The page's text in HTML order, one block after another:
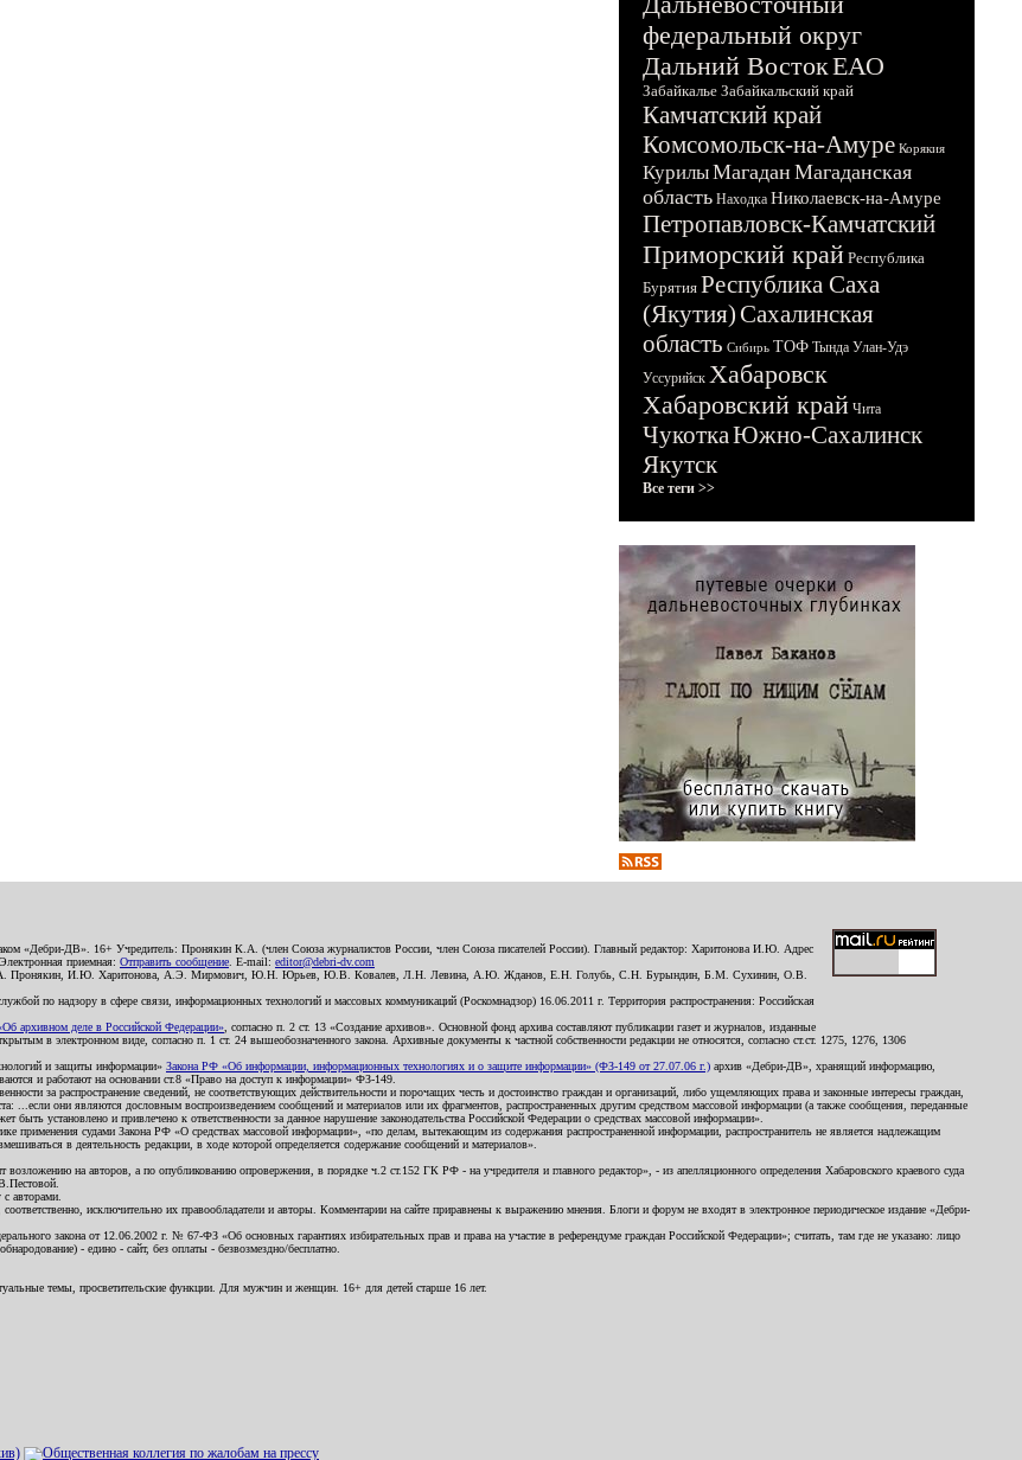
федеральный округ
Дальний ВостокЕАО
Забайкалье Забайкальский край
Камчатский край
Комсомольск-на-Амуре Корякия
КурилыМагадан Магаданская
область Находка Николаевск-на-Амуре
Петропавловск-Камчатский
Приморский край Республика
Бурятия Республика Саха
(Якутия)Сахалинская
область Сибирь ТОФ Тында Улан-Удэ
Уссурийск Хабаровск
Хабаровский край Чита
ЧукоткаЮжно-Сахалинск
Якутск
Все теги >>
«Дебри-ДВ». 16+ Учредитель: Пронякин К.А. (член Союза журналистов России, член Союза писателей России). Главный редактор: Харитонова И.Ю. Адрес
приемная: Отправить сообщение . E-mail: editor@debri-dv.com
К.А. Пронякин, И.Ю. Харитонова, А.Э. Мирмович, Ю.Н. Юрьев, Ю.В. Ковалев, Л.Н. Левина, А.Ю. Жданов, Е.Н. Голубь, С.Н. Бурындин, Б.М. Сухинин, О.В.
по надзору в сфере связи, информационных технологий и массовых коммуникаций (Роскомнадзор) 16.06.2011 г. Территория распространения: Российская
архивном деле в Российской Федерации» , согласно п. 2 ст. 13 «Создание архивов». Основной фонд архива составляют публикации газет и журналов, изданные
в электронном виде, согласно п. 1 ст. 24 вышеобозначенного закона. Архивные документы к частной собственности редакции не относятся, согласно ст.ст. 1275, 1276, 1306
и защиты информации» Закона РФ «Об информации, информационных технологиях и о защите информации» (ФЗ-149 от 27.07.06 г.) архив «Дебри-ДВ», хранящий информацию,
и работают на основании ст.8 «Право на доступ к информации» ФЗ-149.
за распространение сведений, не соответствующих действительности и порочащих честь и достоинство граждан и организаций, либо ущемляющих права и законные интересы граждан,
...если они являются дословным воспроизведением сообщений и материалов или их фрагментов, распространенных другим средством массовой информации (а также сообщения, переданные
установлено и привлечено к ответственности за данное нарушение законодательства Российской Федерации о средствах массовой информации».
судами Закона РФ «О средствах массовой информации», «по делам, вытекающим из содержания распространенной информации, распространитель не является надлежащим
в деятельность редакции, в ходе которой определяется содержание сообщений и материалов».
на авторов, а по опубликованию опровержения, в порядке ч.2 ст.152 ГК РФ - на учредителя и главного редактор», - из апелляционного определения Хабаровского краевого суда
авторами.
исключительно их правообладатели и авторы. Комментарии на сайте приравнены к выражению мнения. Блоги и форум не входят в электронное периодическое издание «Дебри-
закона от 12.06.2002 г. № 67-ФЗ «Об основных гарантиях избирательных прав и права на участие в референдуме граждан Российской Федерации»; считать, там где не указано: лицо
- едино - сайт, без оплаты - безвозмездно/бесплатно.
темы, просветительские функции. Для мужчин и женщин. 16+ для детей старше 16 лет.